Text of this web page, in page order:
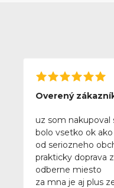
Overený
uz som nakupoval
bolo vsetko ok
od seriozneho
prakticky doprava
odberne miesto
za mna je aj plus